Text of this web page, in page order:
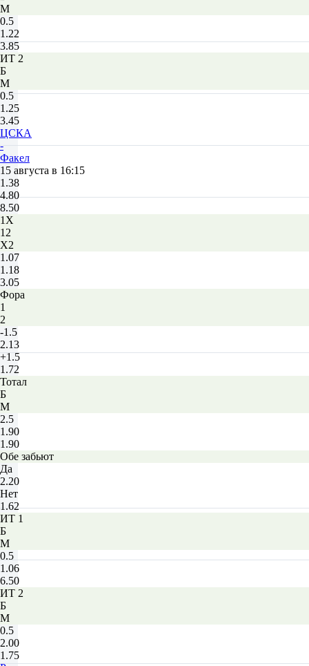
М
0.5
1.22
3.85
ИТ 2
Б
М
0.5
1.25
3.45
ЦСКА
-
Факел
15 августа в 16:15
1.38
4.80
8.50
1X
12
X2
1.07
1.18
3.05
Фора
1
2
-1.5
2.13
+1.5
1.72
Тотал
Б
М
2.5
1.90
1.90
Обе забьют
Да
2.20
Нет
1.62
ИТ 1
Б
М
0.5
1.06
6.50
ИТ 2
Б
М
0.5
2.00
1.75